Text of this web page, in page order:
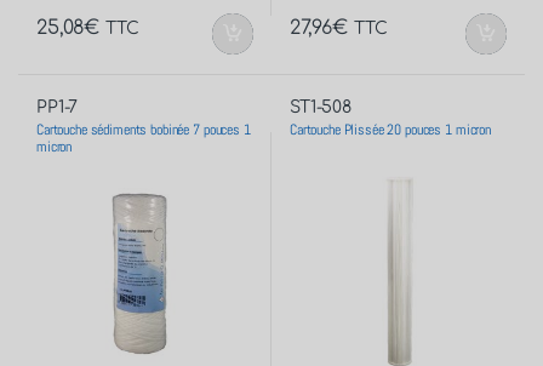
25,08€ TTC 27,96€ TTC
PP1-7
Cartouche sédiments bobinée 7 pouces 1
micron
ST1-508
Cartouche Plissée 20 pouces 1 micron